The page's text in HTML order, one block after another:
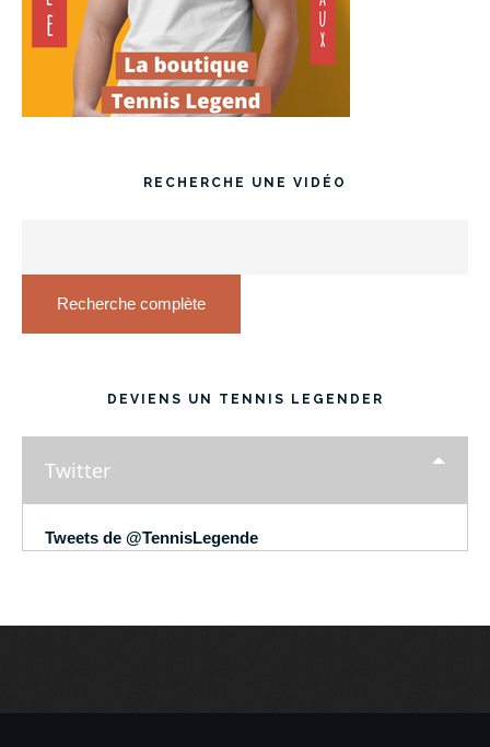
RECHERCHE UNE VIDÉO
Recherche complète
DEVIENS UN TENNIS LEGENDER
Twitter
Tweets de @TennisLegende